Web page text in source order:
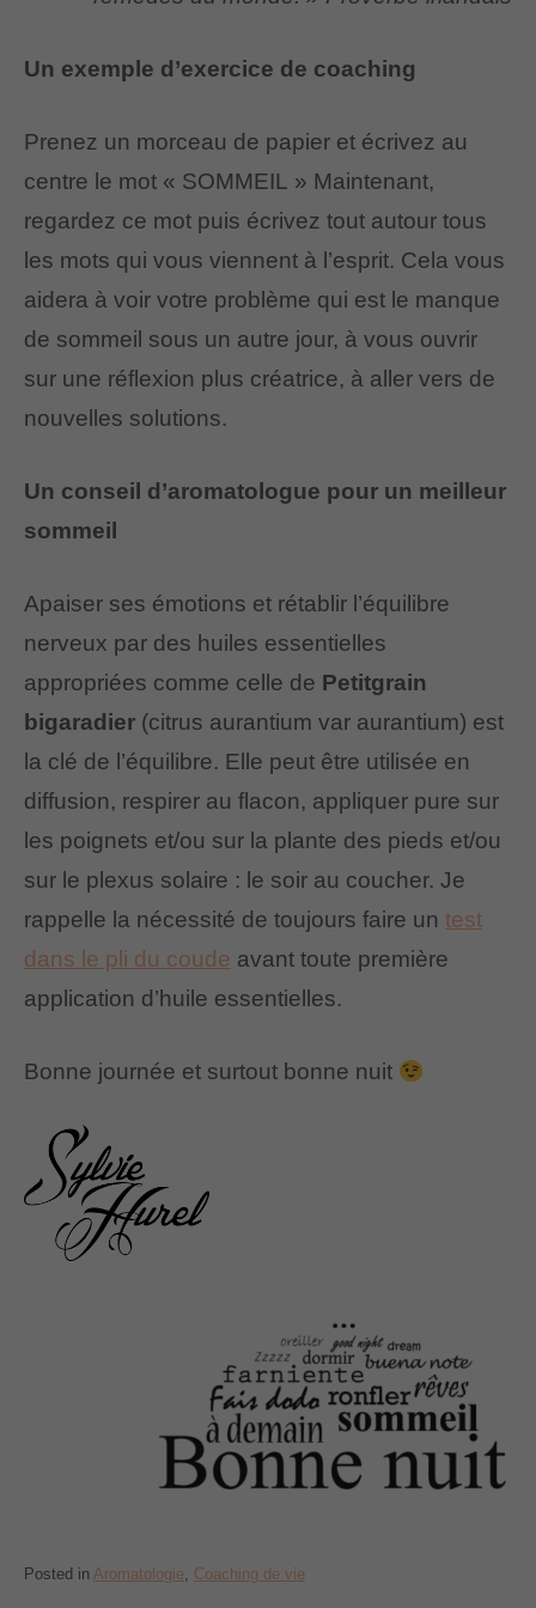
Un exemple d’exercice de coaching
Prenez un morceau de papier et écrivez au
centre le mot « SOMMEIL » Maintenant,
regardez ce mot puis écrivez tout autour tous
les mots qui vous viennent à l’esprit. Cela vous
aidera à voir votre problème qui est le manque
de sommeil sous un autre jour, à vous ouvrir
sur une réflexion plus créatrice, à aller vers de
nouvelles solutions.
Un conseil d’aromatologue pour un meilleur
sommeil
Apaiser ses émotions et rétablir l’équilibre
nerveux par des huiles essentielles
appropriées comme celle de Petitgrain
bigaradier (citrus aurantium var aurantium) est
la clé de l’équilibre. Elle peut être utilisée en
diffusion, respirer au flacon, appliquer pure sur
les poignets et/ou sur la plante des pieds et/ou
sur le plexus solaire : le soir au coucher. Je
rappelle la nécessité de toujours faire un test
dans le pli du coude avant toute première
application d’huile essentielles.
Bonne journée et surtout bonne nuit
Posted in Aromatologie, Coaching de vie